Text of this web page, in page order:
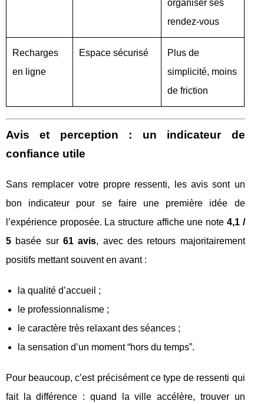
organiser ses
rendez-vous
Recharges
en ligne
Espace sécurisé
Plus de
simplicité, moins
de friction
Avis et perception : un indicateur de
confiance utile
Sans remplacer votre propre ressenti, les avis sont un
bon indicateur pour se faire une première idée de
l’expérience proposée. La structure affiche une note 4,1 /
5 basée sur 61 avis, avec des retours majoritairement
positifs mettant souvent en avant :
la qualité d’accueil ;
le professionnalisme ;
le caractère très relaxant des séances ;
la sensation d’un moment “hors du temps”.
Pour beaucoup, c’est précisément ce type de ressenti qui
fait la différence : quand la ville accélère, trouver un